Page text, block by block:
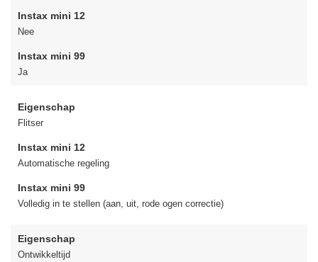
Instax mini 12
Nee
Instax mini 99
Ja
Eigenschap
Flitser
Instax mini 12
Automatische regeling
Instax mini 99
Volledig in te stellen (aan, uit, rode ogen correctie)
Eigenschap
Ontwikkeltijd